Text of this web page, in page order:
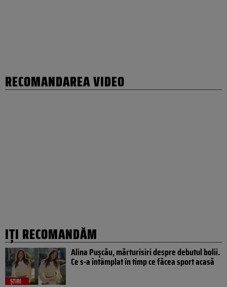
RECOMANDAREA VIDEO
IȚI RECOMANDĂM
ȘTIRI
Alina Pușcău, mărturisiri despre debutul bolii.
Ce s-a întâmplat în timp ce făcea sport acasă